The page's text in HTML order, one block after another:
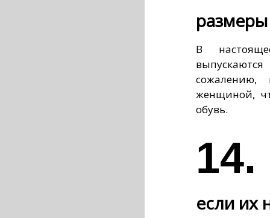
размеры
В
женщиной,
обувь.
если их